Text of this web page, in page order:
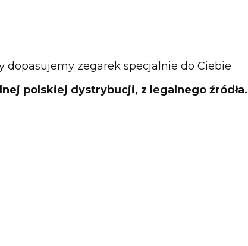
dopasujemy zegarek specjalnie do Ciebie
polskiej dystrybucji, z legalnego źródła.